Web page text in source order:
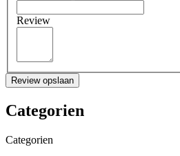
Review
Review opslaan
Categorien
Categorien